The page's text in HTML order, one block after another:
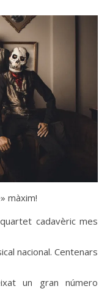
màxim!
cadavèric mes
nacional. Centenars
un gran número